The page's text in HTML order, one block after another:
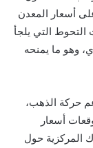
أسعار المعدن
التحوط التي يلجأ
وهو ما يمنحه
حركة الذهب،
أسعار
المركزية حول